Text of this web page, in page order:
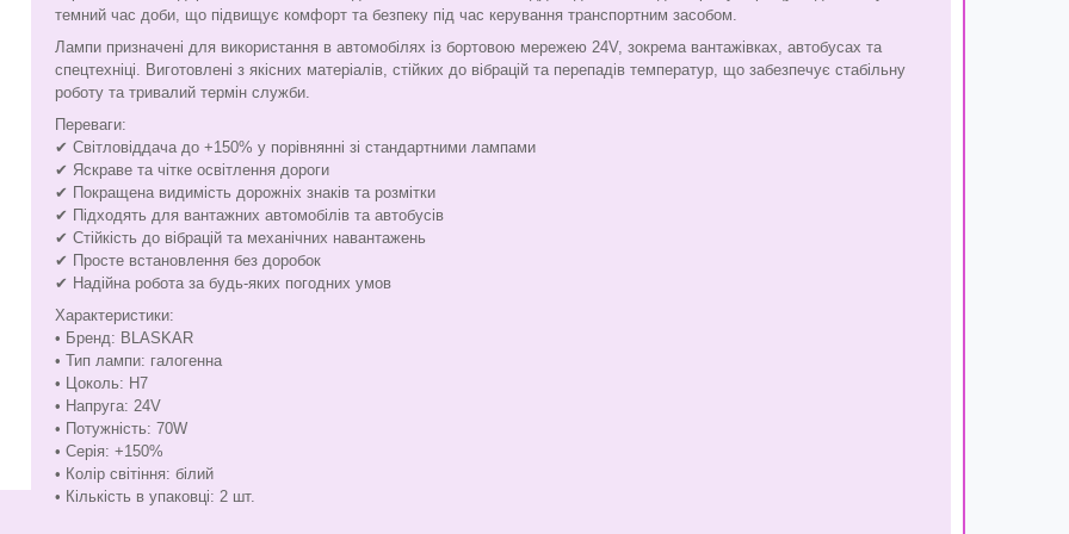
темний час доби, що підвищує комфорт та безпеку під час керування транспортним засобом.
Лампи призначені для використання в автомобілях із бортовою мережею 24V, зокрема вантажівках, автобусах та
спецтехніці. Виготовлені з якісних матеріалів, стійких до вібрацій та перепадів температур, що забезпечує стабільну
роботу та тривалий термін служби.
Переваги:
✔ Світловіддача до +150% у порівнянні зі стандартними лампами
✔ Яскраве та чітке освітлення дороги
✔ Покращена видимість дорожніх знаків та розмітки
✔ Підходять для вантажних автомобілів та автобусів
✔ Стійкість до вібрацій та механічних навантажень
✔ Просте встановлення без доробок
✔ Надійна робота за будь-яких погодних умов
Характеристики:
• Бренд: BLASKAR
• Тип лампи: галогенна
• Цоколь: H7
• Напруга: 24V
• Потужність: 70W
• Серія: +150%
• Колір світіння: білий
• Кількість в упаковці: 2 шт.